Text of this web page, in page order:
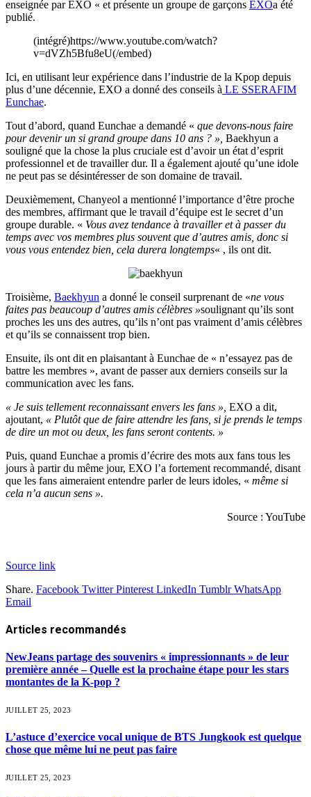
enseignée par EXO « et présente un groupe de garçons EXOa été
publié.
(intégré)https://www.youtube.com/watch?
v=dVZh5Bfu8eU(/embed)
Ici, en utilisant leur expérience dans l’industrie de la Kpop depuis
plus d’une décennie, EXO a donné des conseils à LE SSERAFIM
Eunchae.
Tout d’abord, quand Eunchae a demandé « que devons-nous faire
pour devenir un si grand groupe dans 10 ans ? », Baekhyun a
souligné que la chose la plus cruciale est d’avoir un état d’esprit
professionnel et de travailler dur. Il a également ajouté qu’une idole
ne peut pas se désintéresser de son domaine de travail.
Deuxièmement, Chanyeol a mentionné l’importance d’être proche
des membres, affirmant que le travail d’équipe est le secret d’un
groupe durable. « Vous avez tendance à travailler et à passer du
temps avec vos membres plus souvent que d’autres amis, donc si
vous vous entendez bien, cela durera longtemps« , ils ont dit.
Troisième, Baekhyun a donné le conseil surprenant de «ne vous
faites pas beaucoup d’autres amis célèbres »soulignant qu’ils sont
proches les uns des autres, qu’ils n’ont pas vraiment d’amis célèbres
et qu’ils se connaissent trop bien.
Ensuite, ils ont dit en plaisantant à Eunchae de « n’essayez pas de
battre les membres », avant de passer aux derniers conseils sur la
communication avec les fans.
« Je suis tellement reconnaissant envers les fans », EXO a dit,
ajoutant, « Plutôt que de faire attendre les fans, si je prends le temps
de dire un mot ou deux, les fans seront contents. »
Puis, quand Eunchae a promis d’écrire des mots aux fans tous les
jours à partir du même jour, EXO l’a fortement recommandé, disant
que les fans aimeraient entendre parler de leurs idoles, « même si
cela n’a aucun sens ».
Source : YouTube
Source link
Share. Facebook Twitter Pinterest LinkedIn Tumblr WhatsApp
Email
Articles recommandés
NewJeans partage des souvenirs « impressionnants » de leur
première année – Quelle est la prochaine étape pour les stars
montantes de la K-pop ?
JUILLET 25, 2023
L’astuce d’exercice vocal unique de BTS Jungkook est quelque
chose que même lui ne peut pas faire
JUILLET 25, 2023